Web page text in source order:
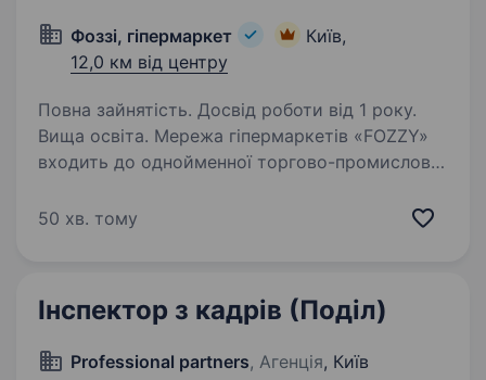
Фоззі, гіпермаркет
Київ,
12,0 км від центру
Повна зайнятість. Досвід роботи від 1 року.
Вища освіта. Мережа гіпермаркетів «FOZZY»
входить до однойменної торгово-промислової
з компаній, що найбільш динамічно
50 хв. тому
Інспектор з кадрів (Поділ)
Professional partners, Агенція, Київ